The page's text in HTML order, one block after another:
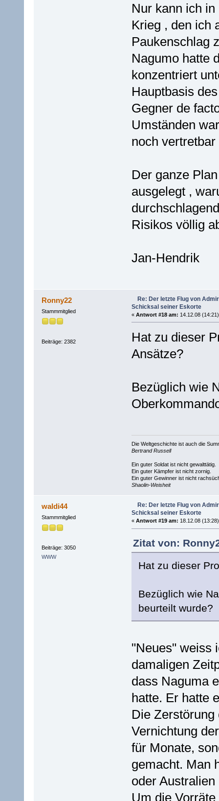
Nur kann ich
Krieg , den ich
Paukenschlag
Nagumo hatte
konzentriert
Hauptbasis
Gegner de
Umständen
noch vertretbar
Der ganze
ausgelegt ,
Risikos völlig
Jan-Hendrik
Ronny22
Stammmitglied
Beiträge: 2382
Re: Der letzte Flug von
Schicksal seiner Eskorte
« Antwort #18 am: 14.12.08
Hat zu dieser
Ansätze?
Bezüglich wie
Die Weltgeschichte ist auch die
Bertrand Russell
Ein guter Soldat ist nicht gewalttätig.
Ein guter Kämpfer ist nicht zornig.
Ein guter Gewinner ist nicht
Shaolin-Weisheit
waldi44
Stammmitglied
Beiträge: 3050
WWW
Re: Der letzte Flug von
Schicksal seiner Eskorte
« Antwort #19 am: 18.12.08
Zitat von:
Hat zu dieser
Bezüglich wie
beurteilt wurde?
"Neues" weiss
damaligen
dass Naguma
hatte. Er hatte
Die
Vernichtung
für Monate,
gemacht. Man
oder
Um die